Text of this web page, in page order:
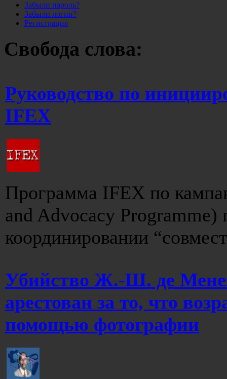
Забыли пароль?
Забыли логин?
Регистрация
Свобода слова:
Руководство по
IFEX
Программа IFEX по
and Advocacy
координировании
Убийство Ж.-Ш. де
арестован за то, что
помощью фотографии